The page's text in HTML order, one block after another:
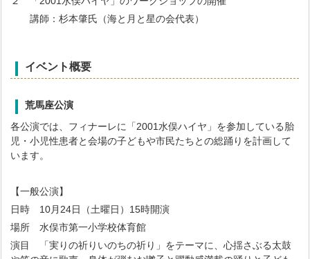
講師：杉本肇氏（海と月と星の会代表）
イベント概要
荒馬座公演
各公演では、フィナーレに「2001水俣ハイヤ」を参加している胎
児・小児性患者と会場の子どもや市民たちとの総踊りを計画して
います。
【一般公演】
日時 10月24日（土曜日）15時開演
場所 水俣市第一小学校体育館
演目 「実りの祈りいのちの祈り」をテーマに、心揺さぶる太鼓